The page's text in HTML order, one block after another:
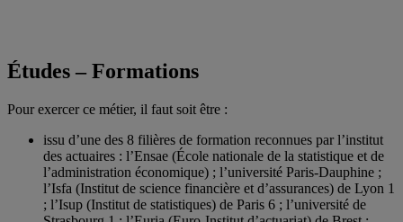
Études – Formations
Pour exercer ce métier, il faut soit être :
issu d’une des 8 filières de formation reconnues par l’institut
des actuaires : l’Ensae (École nationale de la statistique et de
l’administration économique) ; l’université Paris-Dauphine ;
l’Isfa (Institut de science financière et d’assurances) de Lyon 1
; l’Isup (Institut de statistiques) de Paris 6 ; l’université de